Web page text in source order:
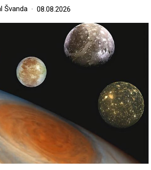
Švanda 08.08.2026